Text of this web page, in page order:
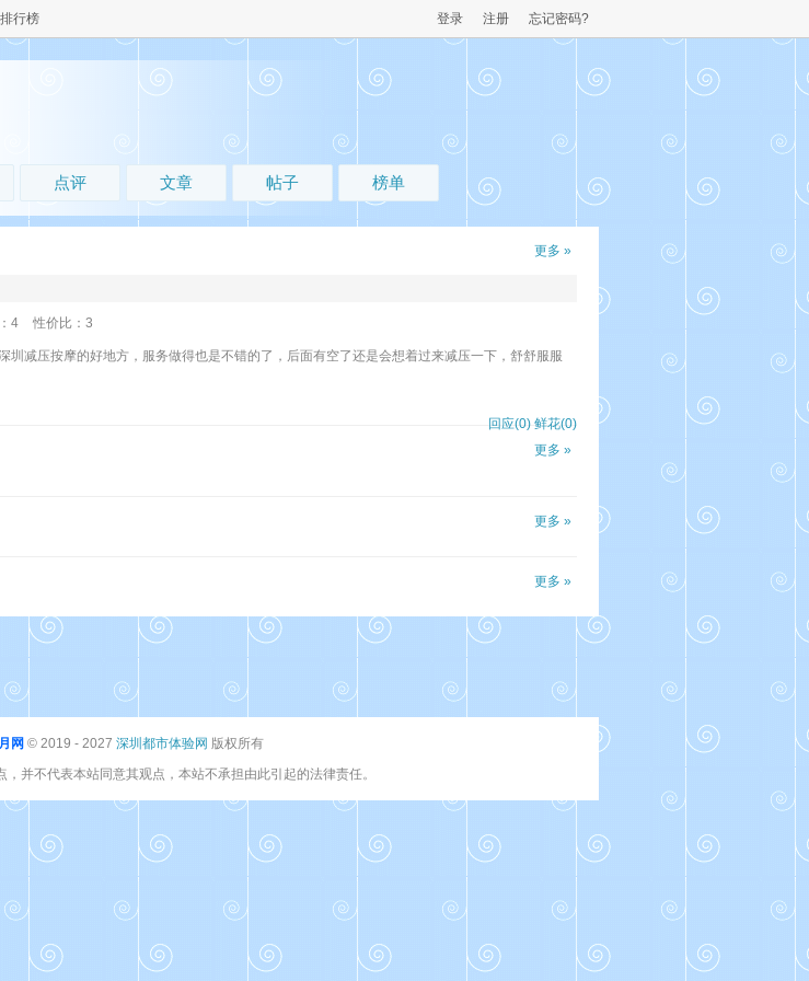
排行榜 忘记密码?
注册
登录
点评 文章 帖子 榜单
更多 »
4 性价比：3
圳减压按摩的好地方，服务做得也是不错的了，后面有空了还是会想着过来减压一下，舒舒服服
回应(0) 鲜花(0)
更多 »
更多 »
更多 »
网 © 2019 - 2027 深圳都市体验网 版权所有
并不代表本站同意其观点，本站不承担由此引起的法律责任。